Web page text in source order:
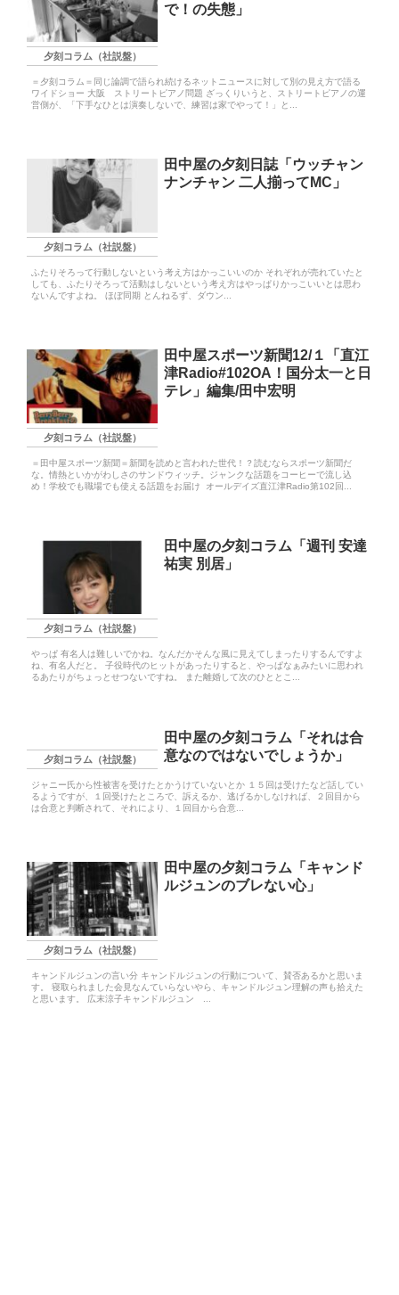
夕刻コラム（社説盤）
で！の失態」
＝夕刻コラム＝同じ論調で語られ続けるネットニュースに対して別の見え方で語る
ワイドショー 大阪 ストリートピアノ問題 ざっくりいうと、ストリートピアノの運
営側が、「下手なひとは演奏しないで、練習は家でやって！」と...
夕刻コラム（社説盤）
田中屋の夕刻日誌「ウッチャン
ナンチャン 二人揃ってMC」
ふたりそろって行動しないという考え方はかっこいいのか それぞれが売れていたと
しても、ふたりそろって活動はしないという考え方はやっぱりかっこいいとは思わ
ないんですよね。 ほぼ同期 とんねるず、ダウン...
夕刻コラム（社説盤）
田中屋スポーツ新聞12/１「直江
津Radio#102OA！国分太一と日
テレ」編集/田中宏明
＝田中屋スポーツ新聞＝新聞を読めと言われた世代！？読むならスポーツ新聞だ
な。情熱といかがわしさのサンドウィッチ。ジャンクな話題をコーヒーで流し込
め！学校でも職場でも使える話題をお届け オールデイズ直江津Radio第102回...
夕刻コラム（社説盤）
田中屋の夕刻コラム「週刊 安達
祐実 別居」
やっぱ 有名人は難しいでかね。なんだかそんな風に見えてしまったりするんですよ
ね、有名人だと。 子役時代のヒットがあったりすると、やっぱなぁみたいに思われ
るあたりがちょっとせつないですね。 また離婚して次のひととこ...
夕刻コラム（社説盤）
田中屋の夕刻コラム「それは合
意なのではないでしょうか」
ジャニー氏から性被害を受けたとかうけていないとか １５回は受けたなど話してい
るようですが、１回受けたところで、訴えるか、逃げるかしなければ、２回目から
は合意と判断されて、それにより、１回目から合意...
夕刻コラム（社説盤）
田中屋の夕刻コラム「キャンド
ルジュンのブレない心」
キャンドルジュンの言い分 キャンドルジュンの行動について、賛否あるかと思いま
す。 寝取られました会見なんていらないやら、キャンドルジュン理解の声も拾えた
と思います。 広末涼子キャンドルジュン ...